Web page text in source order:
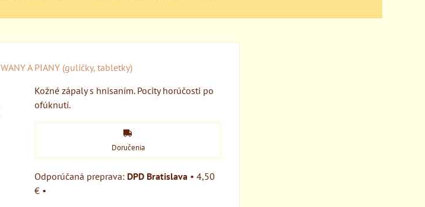
WANY A PIANY (guličky, tabletky)
Kožné zápaly s hnisaním. Pocity horúčosti po
ofúknutí.
Doručenia
DPD Bratislava • 4,50
€ •